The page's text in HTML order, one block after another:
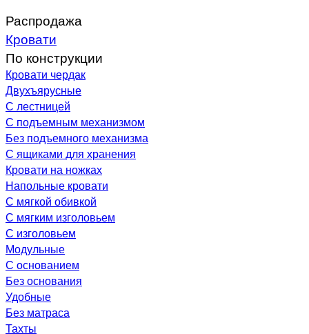
Распродажа
Кровати
По конструкции
Кровати чердак
Двухъярусные
С лестницей
С подъемным механизмом
Без подъемного механизма
С ящиками для хранения
Кровати на ножках
Напольные кровати
С мягкой обивкой
С мягким изголовьем
С изголовьем
Модульные
С основанием
Без основания
Удобные
Без матраса
Тахты